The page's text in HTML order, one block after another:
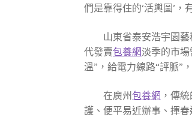
們是靠得住的‘活輿圖’
山東省泰安浩宇園
代發賣包養網淡季的市
溫”，給電力線路“評脈”
在廣州包養網 ，傳
護、便平易近辦事、揮